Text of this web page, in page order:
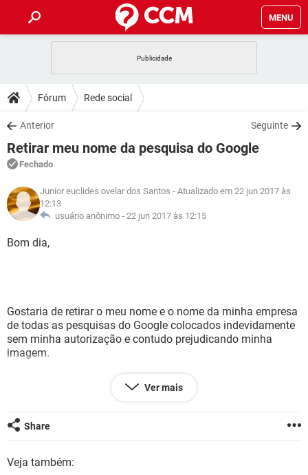
MENU
CELULAR
OUTLOOK
INSTAGRAM GMAIL
GUIA DE COMPRAS
DICAS
JOGOS
OUTLOOK
GUIA DE COMPRAS
DOWNLOADS
JOGOS WHATSAPP
CELULAR
OUTLOOK EXCEL
INSTAGRAM GMAIL
GUIA DE COMPRAS
FÓRUM
CELULAR
GLOSSÁRIO
JOGOS WHATSAPP
CELULAR
GUIA DE COMPRAS
Fórum Rede social
Anterior Seguinte
Retirar meu nome da pesquisa do Google
Fechado
Junior euclides ovelar dos Santos - Atualizado em 22 jun 2017 às
12:13
usuário anônimo -22 jun 2017 às 12:15
Bom dia,
Gostaria de retirar o meu nome e o nome da minha empresa
de todas as pesquisas do Google colocados indevidamente
sem minha autorização e contudo prejudicando minha
imagem.
Junior euclides ovelar dos Santos
Ver mais
Share
Veja também: